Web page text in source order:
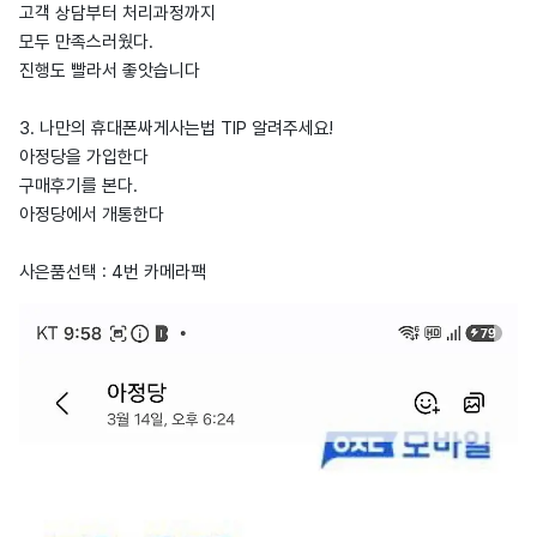
고객 상담부터 처리과정까지
모두 만족스러웠다.
진행도 빨라서 좋앗습니다
3. 나만의 휴대폰싸게사는법 TIP 알려주세요!
아정당을 가입한다
구매후기를 본다.
아정당에서 개통한다
사은품선택 : 4번 카메라팩